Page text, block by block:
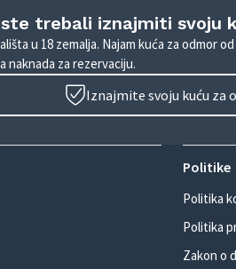
trebali iznajmiti svoju
u 18 zemalja. Najam kuća za odmor
naknada za rezervaciju.
Iznajmite svoju kuću za
Politike
Politika
Politika
Zakon o